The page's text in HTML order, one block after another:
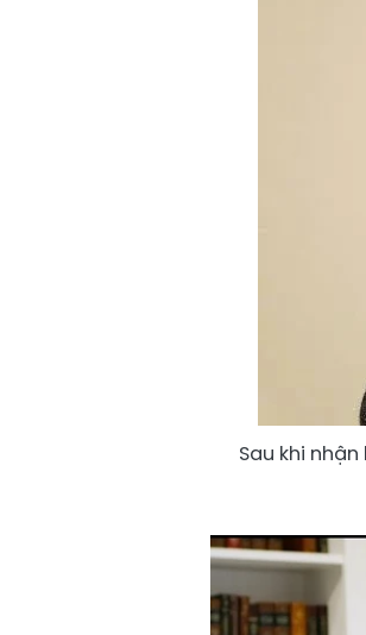
Sau khi